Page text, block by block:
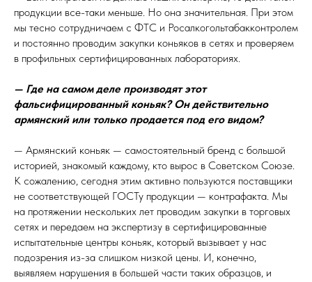
продукции все-таки меньше. Но она значительная. При этом
мы тесно сотрудничаем с ФТС и Росалкогольтабакконтролем
и постоянно проводим закупки коньяков в сетях и проверяем
в профильных сертифицированных лабораториях.
— Где на самом деле производят этот
фальсифицированный коньяк? Он действительно
армянский или только продается под его видом?
— Армянский коньяк — самостоятельный бренд с большой
историей, знакомый каждому, кто вырос в Советском Союзе.
К сожалению, сегодня этим активно пользуются поставщики
не соответствующей ГОСТу продукции — контрафакта. Мы
на протяжении нескольких лет проводим закупки в торговых
сетях и передаем на экспертизу в сертифицированные
испытательные центры коньяк, который вызывает у нас
подозрения из-за слишком низкой цены. И, конечно,
выявляем нарушения в большей части таких образцов, и